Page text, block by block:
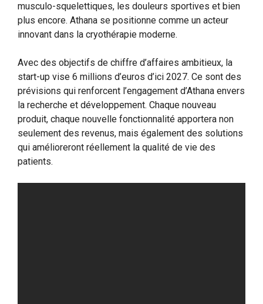
musculo-squelettiques, les douleurs sportives et bien
plus encore. Athana se positionne comme un acteur
innovant dans la cryothérapie moderne.
Avec des objectifs de chiffre d’affaires ambitieux, la
start-up vise 6 millions d’euros d’ici 2027. Ce sont des
prévisions qui renforcent l’engagement d’Athana envers
la recherche et développement. Chaque nouveau
produit, chaque nouvelle fonctionnalité apportera non
seulement des revenus, mais également des solutions
qui amélioreront réellement la qualité de vie des
patients.